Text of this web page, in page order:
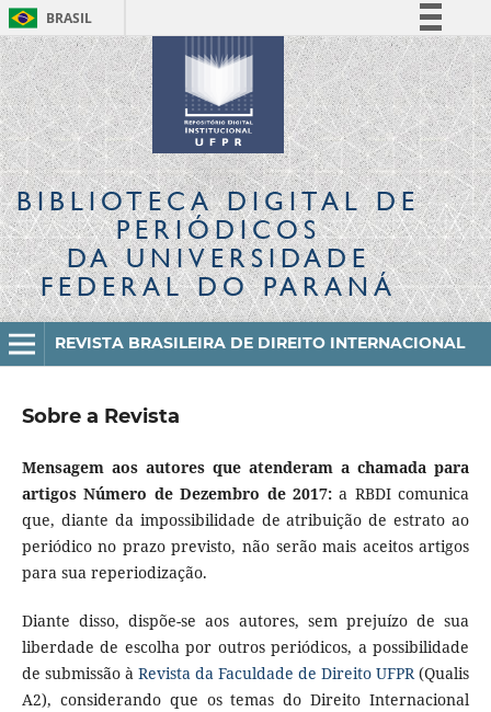
BRASIL
Simplifique!
Comunica BR
Participe
Acesso à informação
Legislação
Canais
BIBLIOTECA DIGITALDE
PERIÓDICOS
DA UNIVERSIDADE
FEDERAL DO PARANÁ
REVISTA BRASILEIRA DE DIREITO INTERNACIONAL
Sobre a Revista
Mensagem aos autores que atenderam a chamada para
artigos Número de Dezembro de 2017:a RBDI comunica
que, diante da impossibilidade de atribuição de estrato ao
periódico no prazo previsto, não serão mais aceitos artigos
para sua reperiodização.
Diante disso, dispõe-se aos autores, sem prejuízo de sua
liberdade de escolha por outros periódicos, a possibilidade
de submissão à Revista da Faculdade de Direito UFPR(Qualis
A2), considerando que os temas do Direito Internacional